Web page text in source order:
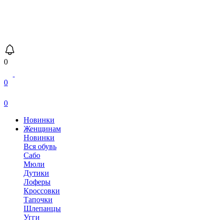
0
0
0
Новинки
Женщинам
Новинки
Вся обувь
Сабо
Мюли
Дутики
Лоферы
Кроссовки
Тапочки
Шлепанцы
Угги